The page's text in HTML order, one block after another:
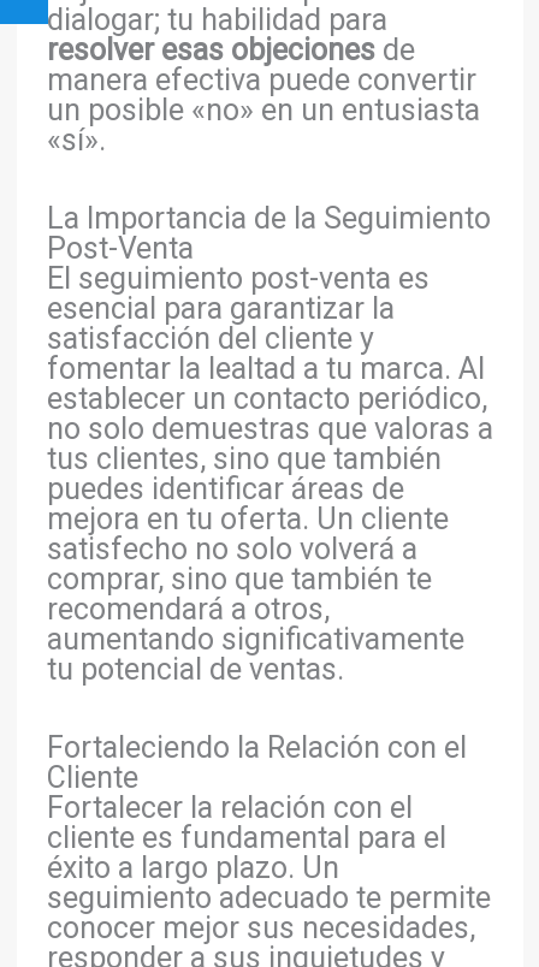
dialogar; tu habilidad para
resolver esas objecionesde
manera efectiva puede convertir
un posible «no» en un entusiasta
«sí».
La Importancia de la Seguimiento
Post-Venta
El seguimiento post-venta es
esencial para garantizar la
satisfacción del cliente y
fomentar la lealtad a tu marca. Al
establecer un contacto periódico,
no solo demuestras que valoras a
tus clientes, sino que también
puedes identificar áreas de
mejora en tu oferta. Un cliente
satisfecho no solo volverá a
comprar, sino que también te
recomendará a otros,
aumentando significativamente
tu potencial de ventas.
Fortaleciendo la Relación con el
Cliente
Fortalecer la relación con el
cliente es fundamental para el
éxito a largo plazo. Un
seguimiento adecuado te permite
conocer mejor sus necesidades,
responder a sus inquietudes y